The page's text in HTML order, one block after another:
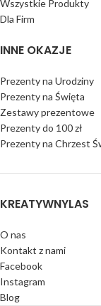
Wszystkie Produkty
Dla Firm
INNE OKAZJE
Prezenty na Urodziny
Prezenty na Święta
Zestawy prezentowe
Prezenty do 100 zł
Prezenty na Chrzest
KREATYWNYLAS
O nas
Kontakt z nami
Facebook
Instagram
Blog